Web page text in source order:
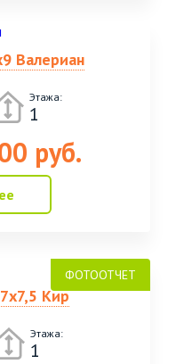
Валериан
Этажа:
1
руб.
Кир
Этажа:
1